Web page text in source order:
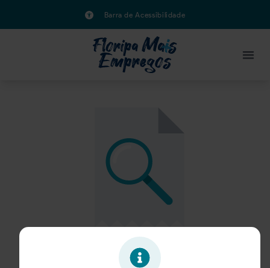
Barra de Acessibilidade
Oportunidade expirada!